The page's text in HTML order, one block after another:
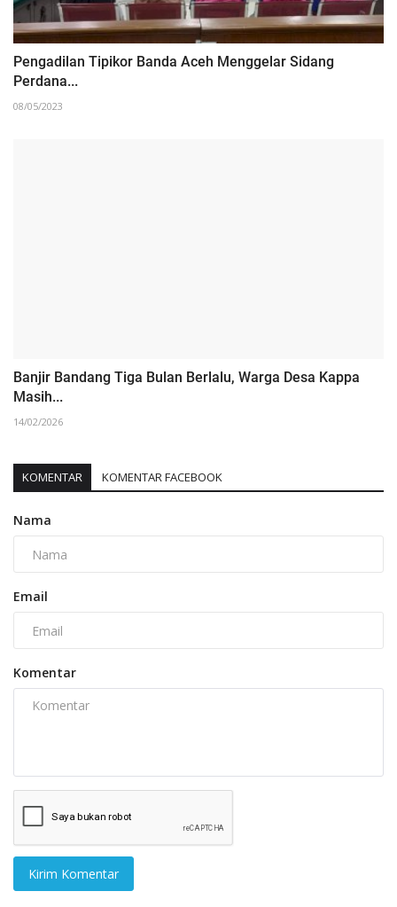
Pengadilan Tipikor Banda Aceh Menggelar Sidang
Perdana...
08/05/2023
Banjir Bandang Tiga Bulan Berlalu, Warga Desa Kappa
Masih...
14/02/2026
KOMENTAR KOMENTAR FACEBOOK
Nama
Email
Komentar
Kirim Komentar